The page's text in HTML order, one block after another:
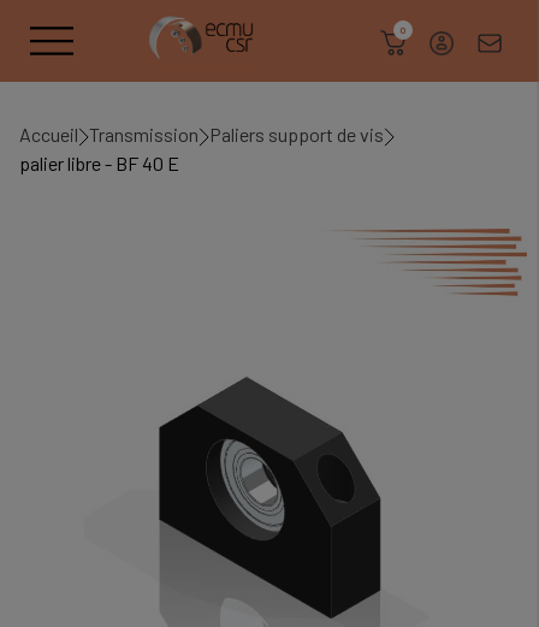
0
Accueil Transmission
Paliers support de vis
palier libre - BF 40 E